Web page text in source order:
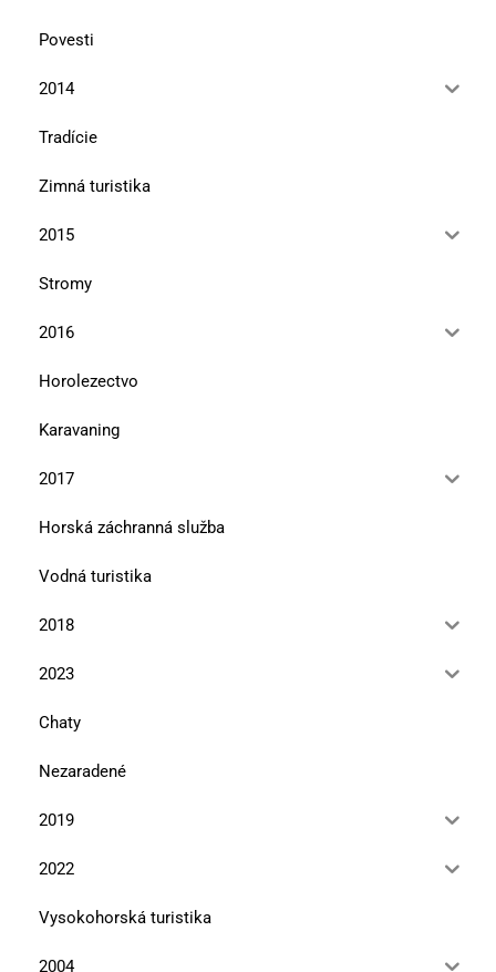
Povesti
2014
Tradície
Zimná turistika
2015
Stromy
2016
Horolezectvo
Karavaning
2017
Horská záchranná služba
Vodná turistika
2018
2023
Chaty
Nezaradené
2019
2022
Vysokohorská turistika
2004